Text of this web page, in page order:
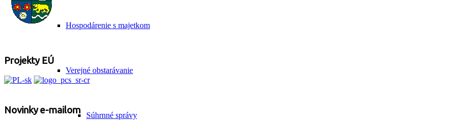
Hospodárenie s majetkom
Verejné obstarávanie
Súhrnné správy
Projekty EÚ
Novinky e-mailom